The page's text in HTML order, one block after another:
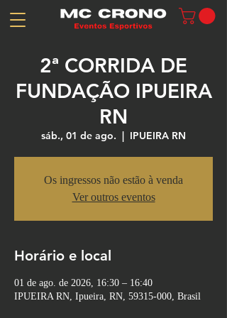
2ª CORRIDA DE
FUNDAÇÃO IPUEIRA
RN
sáb., 01 de ago.
  |
IPUEIRA RN
Os ingressos não estão à venda
Ver outros eventos
Horário e local
01 de ago. de 2026, 16:30 – 16:40
IPUEIRA RN, Ipueira, RN, 59315-000, Brasil